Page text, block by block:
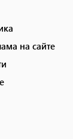
на сайте